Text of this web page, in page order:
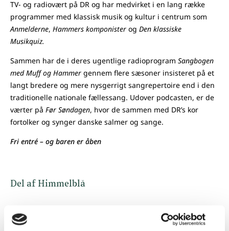
TV- og radiovært på DR og har medvirket i en lang række
programmer med klassisk musik og kultur i centrum som
Anmelderne, Hammers komponister og Den klassiske
Musikquiz.
Sammen har de i deres ugentlige radioprogram Sangbogen
med Muff og Hammer gennem flere sæsoner insisteret på et
langt bredere og mere nysgerrigt sangrepertoire end i den
traditionelle nationale fællessang. Udover podcasten, er de
værter på Før Søndagen, hvor de sammen med DR’s kor
fortolker og synger danske salmer og sange.
Fri entré – og baren er åben
Del af Himmelblå
Arrangementet er en del af
sensommerfestival fyldt med debatter, koncerter,